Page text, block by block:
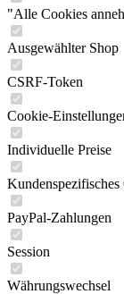
"Alle Cookies
Ausgewählter Shop
CSRF-Token
Cookie-
Individuelle Preise
Kundenspezifisches
PayPal-Zahlungen
Session
Währungswechsel